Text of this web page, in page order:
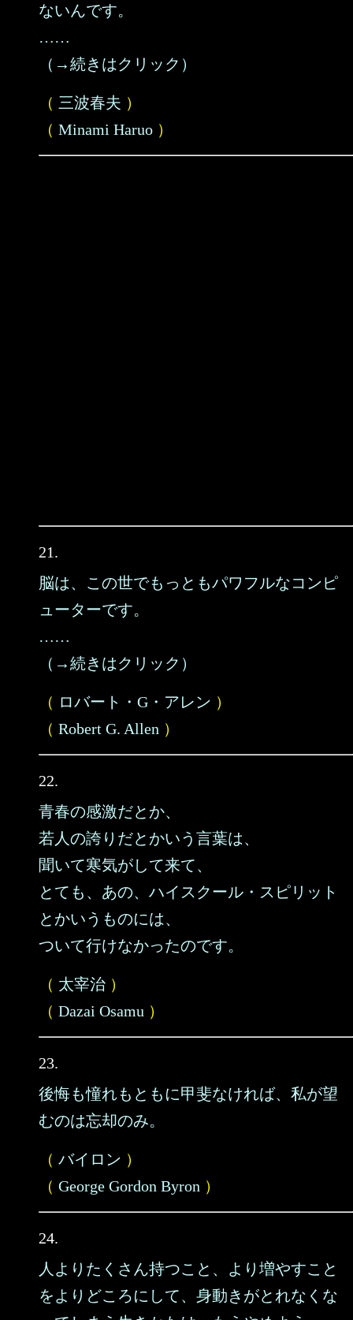
ないんです。
……
（→続きはクリック）
（ 三波春夫 ）
（ Minami Haruo ）
21.
脳は、この世でもっともパワフルなコンピ
ューターです。
……
（→続きはクリック）
（ ロバート・G・アレン ）
（ Robert G. Allen ）
22.
青春の感激だとか、
若人の誇りだとかいう言葉は、
聞いて寒気がして来て、
とても、あの、ハイスクール・スピリット
とかいうものには、
ついて行けなかったのです。
（ 太宰治 ）
（ Dazai Osamu ）
23.
後悔も憧れもともに甲斐なければ、私が望
むのは忘却のみ。
（ バイロン ）
（ George Gordon Byron ）
24.
人よりたくさん持つこと、より増やすこと
をよりどころにして、身動きがとれなくな